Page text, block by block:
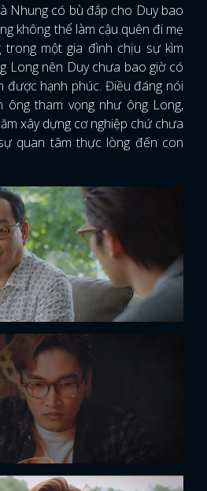
Nhung có bù đắp cho Duy bao
không thể làm cậu quên đi mẹ
trong một gia đình chịu sự kìm
Long nên Duy chưa bao giờ có
được hạnh phúc. Điều đáng nói
ông tham vọng như ông Long,
xây dựng cơ nghiệp chứ chưa
quan tâm thực lòng đến con